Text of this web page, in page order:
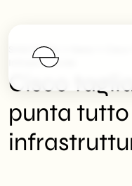
SHM Studio
Infrastrutturale
Cisco
punta tutto